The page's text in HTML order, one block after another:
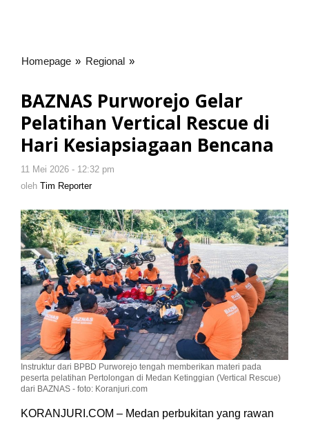
Homepage » Regional »
Pelatihan
Vertical
di
BAZNAS Purworejo Gelar
Pelatihan Vertical Rescue di
Hari Kesiapsiagaan Bencana
11 Mei 2026 - 12:32 pm
oleh Tim Reporter
Instruktur dari BPBD Purworejo tengah memberikan materi pada
peserta pelatihan Pertolongan di Medan Ketinggian (Vertical Rescue)
dari BAZNAS - foto: Koranjuri.com
KORANJURI.COM – Medan perbukitan yang rawan